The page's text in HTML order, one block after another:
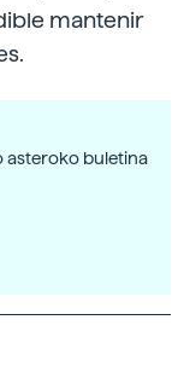
mantenir
asteroko buletina